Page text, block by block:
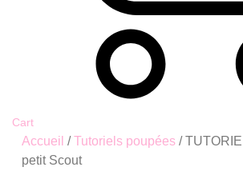
Cart
Accueil /Tutoriels poupées /
petit Scout